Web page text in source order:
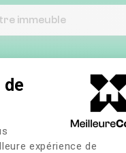
de
du
expérience de